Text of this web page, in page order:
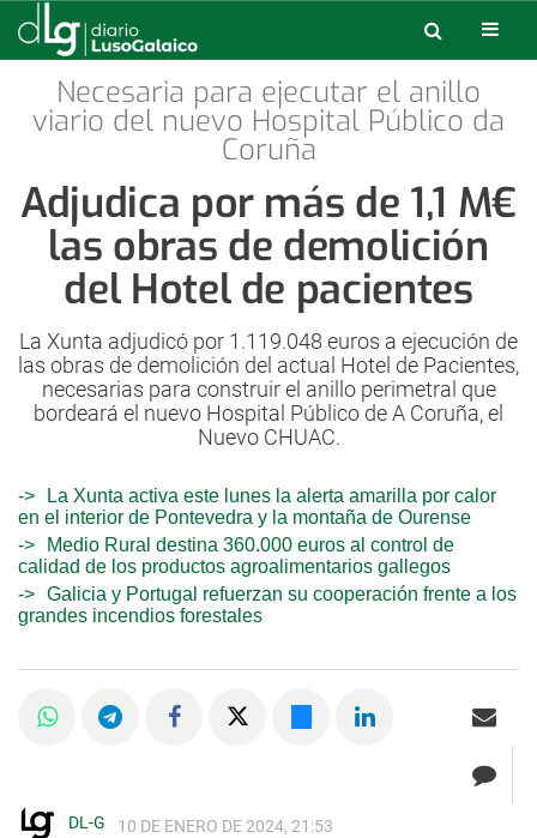
Necesaria para ejecutar el anillo
viario del nuevo Hospital Público da
Coruña
Adjudica por más de 1,1 M€
las obras de demolición
del Hotel de pacientes
La Xunta adjudicó por 1.119.048 euros a ejecución de
las obras de demolición del actual Hotel de Pacientes,
necesarias para construir el anillo perimetral que
bordeará el nuevo Hospital Público de A Coruña, el
Nuevo CHUAC.
La Xunta activa este lunes la alerta amarilla por calor
en el interior de Pontevedra y la montaña de Ourense
Medio Rural destina 360.000 euros al control de
calidad de los productos agroalimentarios gallegos
Galicia y Portugal refuerzan su cooperación frente a los
grandes incendios forestales
DL-G 10 DE ENERO DE 2024, 21:53